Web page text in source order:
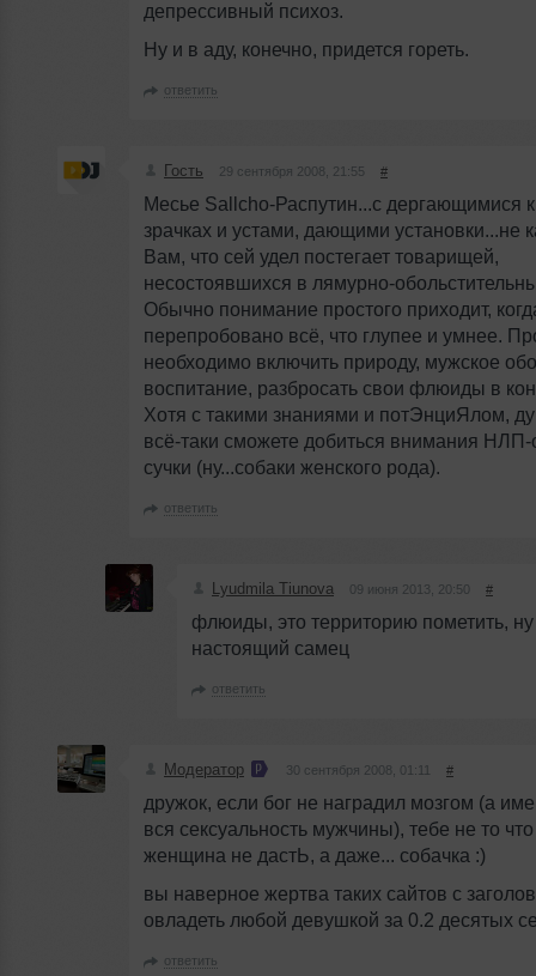
депрессивный психоз.
Ну и в аду, конечно, придется гореть.
ответить
Гость 29 сентября 2008, 21:55 #
Месье Sallcho-Распутин...с дергающимися
зрачках и устами, дающими установки...не
Вам, что сей удел постегает товарищей,
несостоявшихся в лямурно-
Обычно понимание простого приходит,
перепробовано всё, что глупее и умнее.
необходимо включить природу, мужское
воспитание, разбросать свои флюиды в
Хотя с такими знаниями и потЭнциЯлом,
всё-таки сможете добиться внимания
сучки (ну...собаки женского рода).
ответить
Lyudmila Tiunova 09 июня 2013, 20:50 #
флюиды, это территорию пометить, ну
настоящий самец
ответить
Модератор 30 сентября 2008, 01:11 #
дружок, если бог не наградил мозгом (а
вся сексуальность мужчины), тебе не то
женщина не дастЬ, а даже... собачка :)
вы наверное жертва таких сайтов с
овладеть любой девушкой за 0.2 десятых
ответить